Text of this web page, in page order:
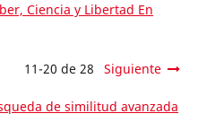
Ciencia y Libertad En
11-20 de 28 Siguiente
de similitud avanzada